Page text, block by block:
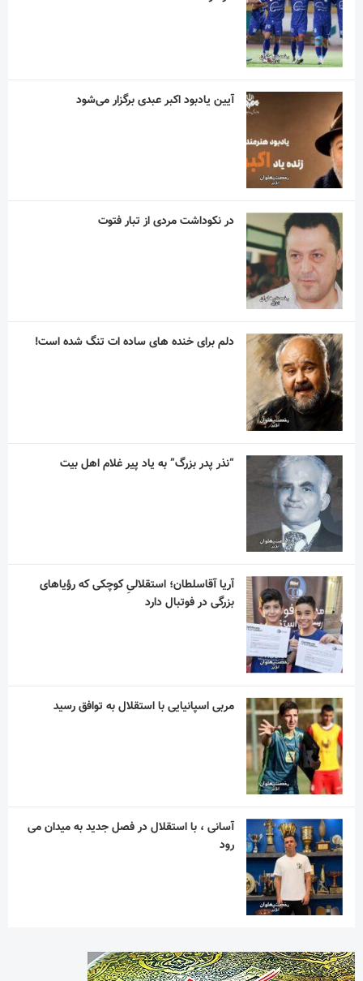
آیین یادبود اکبر عبدی برگزار می‌شود
در نکوداشت مردی از تبار فتوت
دلم برای خنده های ساده ات تنگ شده است!
“نذر پدر بزرگ” به یاد پیر غلام اهل بیت
آریا آقاسلطان؛ استقلالیِ کوچکی که رؤیاهای
بزرگی در فوتبال دارد
مربی اسپانیایی با استقلال به توافق رسید
آسانی ، با استقلال در فصل جدید به میدان می
رود